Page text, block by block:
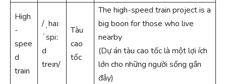
High
-
spee
d
train
/ˌhaɪ
ˈspiː
d
treɪn/
Tàu
cao
tốc
The high-speed train project is a
big boon for those who live
nearby
(Dự án tàu cao tốc là một lợi ích
lớn cho những người sống gần
đây)